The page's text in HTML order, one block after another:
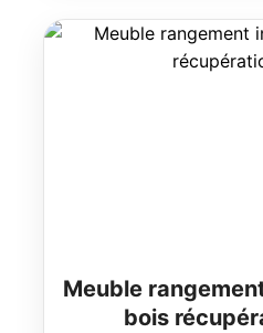
Meuble
bois